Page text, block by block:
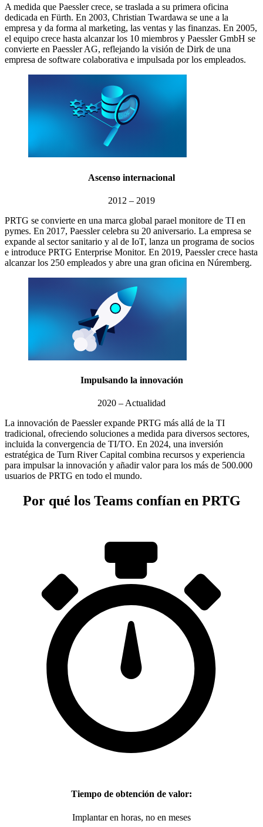
A medida que Paessler crece, se traslada a su primera oficina
dedicada en Fürth. En 2003, Christian Twardawa se une a la
empresa y da forma al marketing, las ventas y las finanzas. En 2005,
el equipo crece hasta alcanzar los 10 miembros y Paessler GmbH se
convierte en Paessler AG, reflejando la visión de Dirk de una
empresa de software colaborativa e impulsada por los empleados.
Ascenso internacional
2012 – 2019
PRTG se convierte en una marca global parael monitore de TI en
pymes. En 2017, Paessler celebra su 20 aniversario. La empresa se
expande al sector sanitario y al de IoT, lanza un programa de socios
e introduce PRTG Enterprise Monitor. En 2019, Paessler crece hasta
alcanzar los 250 empleados y abre una gran oficina en Núremberg.
Impulsando la innovación
2020 – Actualidad
La innovación de Paessler expande PRTG más allá de la TI
tradicional, ofreciendo soluciones a medida para diversos sectores,
incluida la convergencia de TI/TO. En 2024, una inversión
estratégica de Turn River Capital combina recursos y experiencia
para impulsar la innovación y añadir valor para los más de 500.000
usuarios de PRTG en todo el mundo.
Por qué los Teams confían en PRTG
Tiempo de obtención de valor:
Implantar en horas, no en meses